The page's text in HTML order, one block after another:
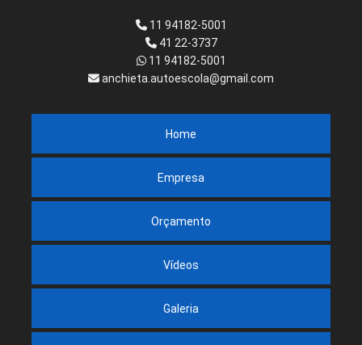
11 94182-5001
41 22-3737
11 94182-5001
anchieta.autoescola@gmail.com
Home
Empresa
Orçamento
Vídeos
Galeria